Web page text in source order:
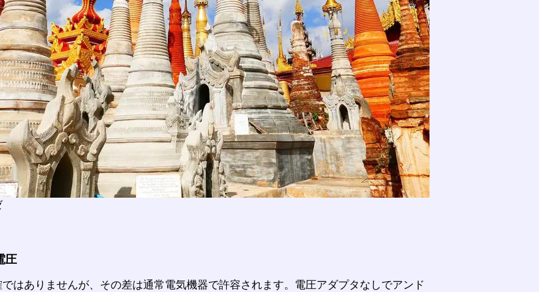
圧
はありませんが、その差は通常電気機器で許容されます。電圧アダプタなしでアンド